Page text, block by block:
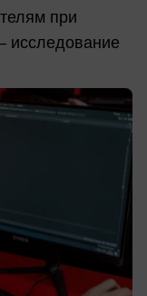
при
исследование